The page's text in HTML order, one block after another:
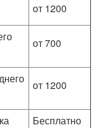
от 1200
от 700
от 1200
Бесплатно